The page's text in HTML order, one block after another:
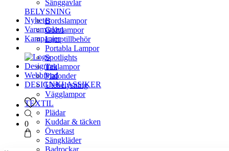
Sänggavlar
BELYSNING
Bordslampor
Golvlampor
Lamptillbehör
Portabla Lampor
Spotlights
Taklampor
Plafonder
Utebelysning
Vägglampor
TEXTIL
Plädar
Kuddar & täcken
Överkast
Sängkläder
Badrockar
Nyheter
Varumärken
Kampanjer
Designrea
Webbfynd
DESIGNKLASSIKER
0